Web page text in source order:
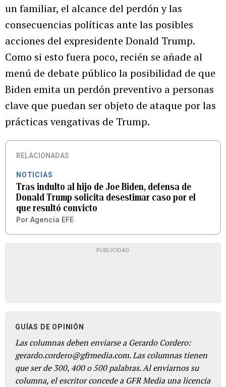
un familiar, el alcance del perdón y las
consecuencias políticas ante las posibles
acciones del expresidente Donald Trump.
Como si esto fuera poco, recién se añade al
menú de debate público la posibilidad de que
Biden emita un perdón preventivo a personas
clave que puedan ser objeto de ataque por las
prácticas vengativas de Trump.
RELACIONADAS
NOTICIAS
Tras indulto al hijo de Joe Biden, defensa de
Donald Trump solicita desestimar caso por el
que resultó convicto
Por Agencia EFE
PUBLICIDAD
GUÍAS DE OPINIÓN
Las columnas deben enviarse a Gerardo Cordero:
gerardo.cordero@gfrmedia.com. Las columnas tienen
que ser de 300, 400 o 500 palabras. Al enviarnos su
columna, el escritor concede a GFR Media una licencia